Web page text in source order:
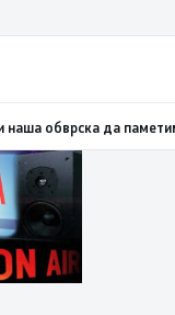
не ги заборава своите